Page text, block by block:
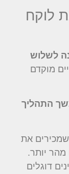
לוקח
לשלוש
מוקדם
התהליך
את
מהר יותר.
דוגלים